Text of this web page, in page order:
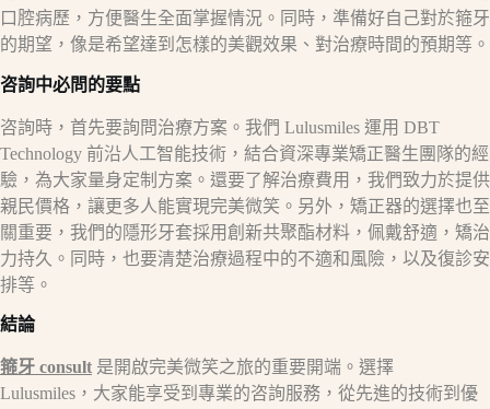
口腔病歷，方便醫生全面掌握情況。同時，準備好自己對於箍牙
的期望，像是希望達到怎樣的美觀效果、對治療時間的預期等。​
咨詢中必問的要點​
咨詢時，首先要詢問治療方案。我們 Lulusmiles 運用 DBT
Technology 前沿人工智能技術，結合資深專業矯正醫生團隊的經
驗，為大家量身定制方案。還要了解治療費用，我們致力於提供
親民價格，讓更多人能實現完美微笑。另外，矯正器的選擇也至
關重要，我們的隱形牙套採用創新共聚酯材料，佩戴舒適，矯治
力持久。同時，也要清楚治療過程中的不適和風險，以及復診安
排等。​
結論
箍牙 consult 是開啟完美微笑之旅的重要開端。選擇
Lulusmiles，大家能享受到專業的咨詢服務，從先進的技術到優